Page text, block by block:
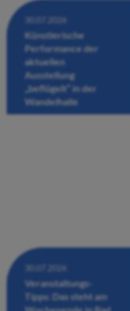
30.07.2026
Künstlerische
Performance der
aktuellen
Ausstellung
„beflügelt“ in der
Wandelhalle
30.07.2026
Veranstaltungs-
Tipps: Das steht am